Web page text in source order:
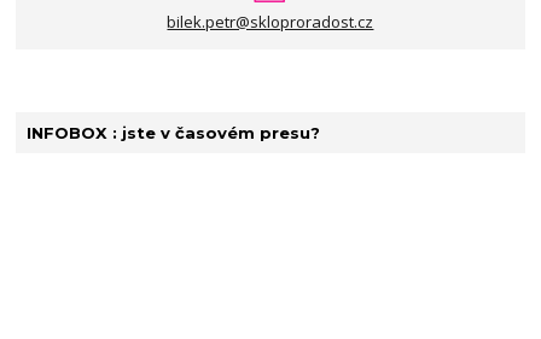
bilek.petr@skloproradost.cz
INFOBOX : jste v časovém presu?